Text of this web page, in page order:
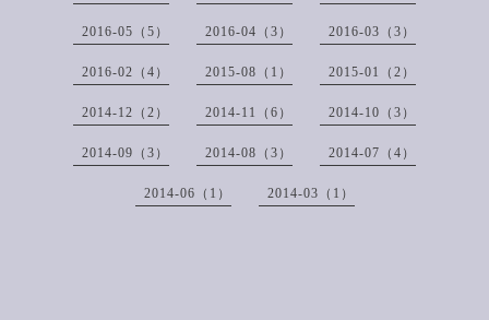
2016-05（5） 2016-04（3） 2016-03（3）
2016-02（4） 2015-08（1） 2015-01（2）
2014-12（2） 2014-11（6） 2014-10（3）
2014-09（3） 2014-08（3） 2014-07（4）
2014-06（1） 2014-03（1）